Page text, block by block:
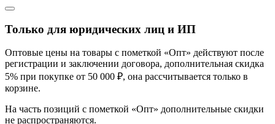
Только для юридических лиц и ИП
Оптовые цены на товары с пометкой «Опт» действуют после
регистрации и заключении договора, дополнительная скидка
5% при покупке от 50 000 ₽, она рассчитывается только в
корзине.
На часть позиций с пометкой «Опт» дополнительные скидки
не распространяются.